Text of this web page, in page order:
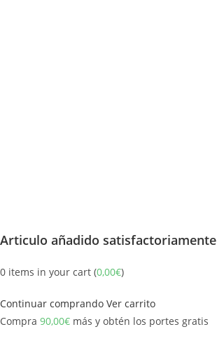
Articulo añadido satisfactoriamente
0 items in your cart (0,00€)
Continuar comprando Ver carrito
Compra 90,00€ más y obtén los portes gratis